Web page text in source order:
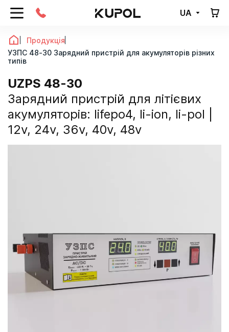
UA
Продукція
УЗПС 48-30 Зарядний пристрій для акумуляторів різних
типів
UZPS 48-30
зарядний пристрій для літієвих
акумуляторів: lifepo4, li-ion, li-pol |
12v, 24v, 36v, 40v, 48v